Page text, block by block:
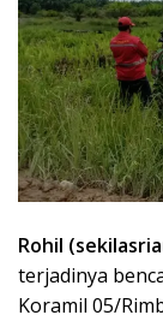
Rohil
terjadinya
Koramil 05/